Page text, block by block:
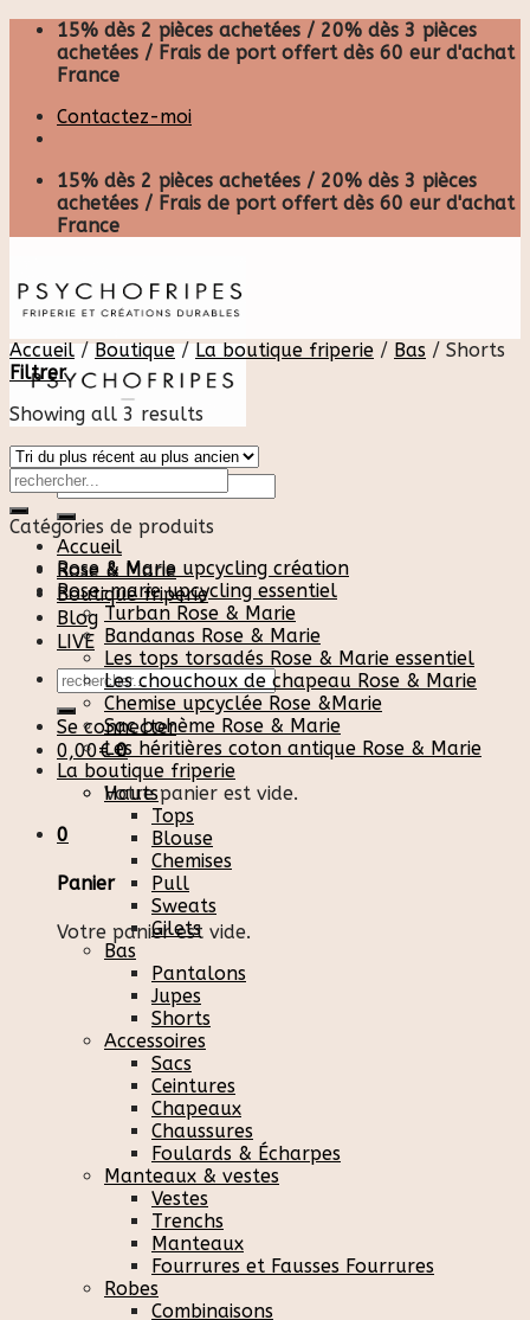
Skip
content
15% dès 2 pièces achetées / 20% dès 3 pièces
achetées / Frais de port offert dès 60 eur d'achat
France
Contactez-moi
15% dès 2 pièces achetées / 20% dès 3 pièces
achetées / Frais de port offert dès 60 eur d'achat
France
Recherche
pour :
Accueil
Rose & Marie
Boutique friperie
Blog
LIVE
Recherche
pour :
Se connecter
0,00€ 0
Votre panier est vide.
0
Panier
Votre panier est vide.
Accueil / Boutique / La boutique friperie / Bas / Shorts
Filtrer
Showing all 3 results
Catégories de produits
Rose & Marie upcycling création
Rose-marie upcycling essentiel
Turban Rose & Marie
Bandanas Rose & Marie
Les tops torsadés Rose & Marie essentiel
Les chouchoux de chapeau Rose & Marie
Chemise upcyclée Rose &Marie
Sac bohème Rose & Marie
Les héritières coton antique Rose & Marie
La boutique friperie
Hauts
Tops
Blouse
Chemises
Pull
Sweats
Gilets
Bas
Pantalons
Jupes
Shorts
Accessoires
Sacs
Ceintures
Chapeaux
Chaussures
Foulards & Écharpes
Manteaux & vestes
Vestes
Trenchs
Manteaux
Fourrures et Fausses Fourrures
Robes
Combinaisons